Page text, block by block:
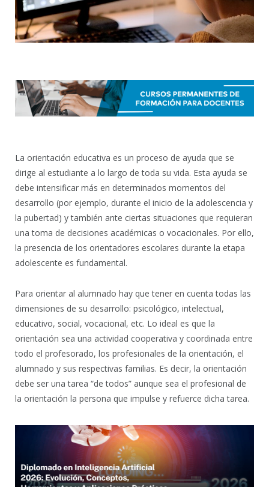
La orientación educativa es un proceso de ayuda que se
dirige al estudiante a lo largo de toda su vida. Esta ayuda se
debe intensificar más en determinados momentos del
desarrollo (por ejemplo, durante el inicio de la adolescencia y
la pubertad) y también ante ciertas situaciones que requieran
una toma de decisiones académicas o vocacionales. Por ello,
la presencia de los orientadores escolares durante la etapa
adolescente es fundamental.
Para orientar al alumnado hay que tener en cuenta todas las
dimensiones de su desarrollo: psicológico, intelectual,
educativo, social, vocacional, etc. Lo ideal es que la
orientación sea una actividad cooperativa y coordinada entre
todo el profesorado, los profesionales de la orientación, el
alumnado y sus respectivas familias. Es decir, la orientación
debe ser una tarea “de todos” aunque sea el profesional de
la orientación la persona que impulse y refuerce dicha tarea.